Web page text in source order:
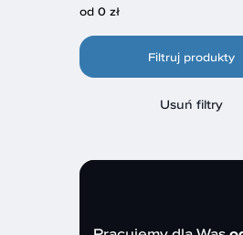
od 0 zł
Filtruj produkty
Usuń filtry